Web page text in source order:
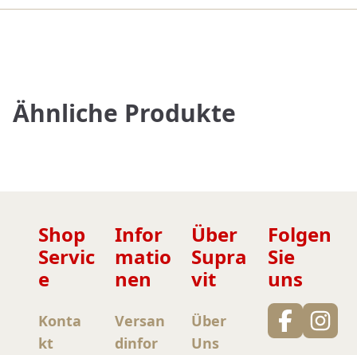
Ähnliche Produkte
Shop
Servic
e
Konta
kt
Infor
matio
nen
Versan
dinfor
Über
Supra
vit
Über
Uns
Folgen
Sie
uns